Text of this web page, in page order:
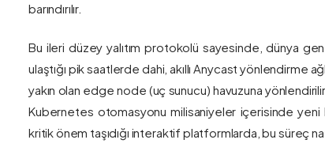
barındırılır.
Bu ileri düzey yalıtım protokolü sayesinde, dünya
ulaştığı pik saatlerde dahi, akıllı Anycast yönlendirme
yakın olan edge node (uç sunucu) havuzuna
Kubernetes otomasyonu milisaniyeler içerisinde
kritik önem taşıdığı interaktif platformlarda, bu süreç